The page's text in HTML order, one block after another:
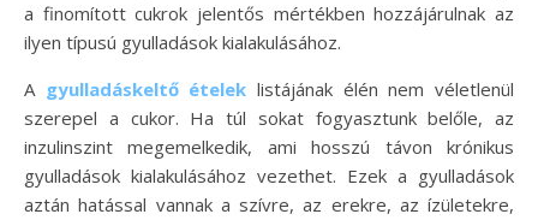
a finomított cukrok jelentős mértékben hozzájárulnak az
ilyen típusú gyulladások kialakulásához.
A gyulladáskeltő ételek listájának élén nem véletlenül
szerepel a cukor. Ha túl sokat fogyasztunk belőle, az
inzulinszint megemelkedik, ami hosszú távon krónikus
gyulladások kialakulásához vezethet. Ezek a gyulladások
aztán hatással vannak a szívre, az erekre, az ízületekre,